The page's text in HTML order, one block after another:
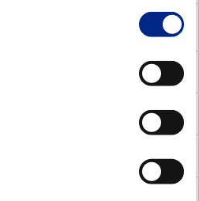
Asincroni Trifase a doppia
polarità
Asincroni Monofase
Motori Elettrici Vettoriali
Vettoriali compatti quadrati